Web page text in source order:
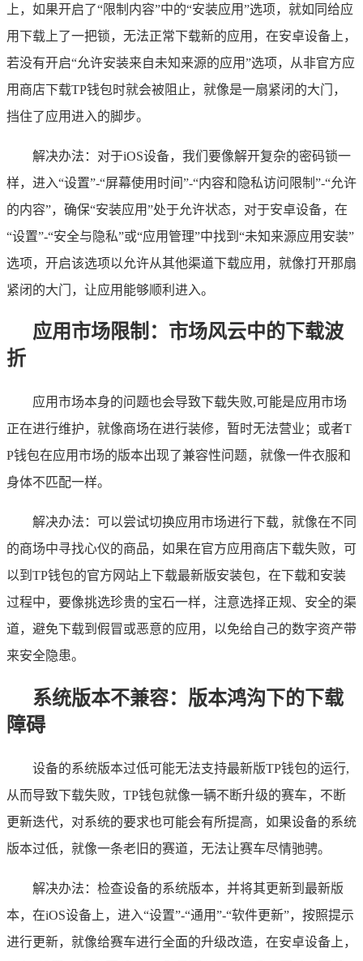
上，如果开启了“限制内容”中的“安装应用”选项，就如同给应
用下载上了一把锁，无法正常下载新的应用，在安卓设备上，
若没有开启“允许安装来自未知来源的应用”选项，从非官方应
用商店下载TP钱包时就会被阻止，就像是一扇紧闭的大门，
挡住了应用进入的脚步。
解决办法：对于iOS设备，我们要像解开复杂的密码锁一
样，进入“设置”-“屏幕使用时间”-“内容和隐私访问限制”-“允许
的内容”，确保“安装应用”处于允许状态，对于安卓设备，在
“设置”-“安全与隐私”或“应用管理”中找到“未知来源应用安装”
选项，开启该选项以允许从其他渠道下载应用，就像打开那扇
紧闭的大门，让应用能够顺利进入。
应用市场限制：市场风云中的下载波
折
应用市场本身的问题也会导致下载失败,可能是应用市场
正在进行维护，就像商场在进行装修，暂时无法营业；或者T
P钱包在应用市场的版本出现了兼容性问题，就像一件衣服和
身体不匹配一样。
解决办法：可以尝试切换应用市场进行下载，就像在不同
的商场中寻找心仪的商品，如果在官方应用商店下载失败，可
以到TP钱包的官方网站上下载最新版安装包，在下载和安装
过程中，要像挑选珍贵的宝石一样，注意选择正规、安全的渠
道，避免下载到假冒或恶意的应用，以免给自己的数字资产带
来安全隐患。
系统版本不兼容：版本鸿沟下的下载
障碍
设备的系统版本过低可能无法支持最新版TP钱包的运行,
从而导致下载失败，TP钱包就像一辆不断升级的赛车，不断
更新迭代，对系统的要求也可能会有所提高，如果设备的系统
版本过低，就像一条老旧的赛道，无法让赛车尽情驰骋。
解决办法：检查设备的系统版本，并将其更新到最新版
本，在iOS设备上，进入“设置”-“通用”-“软件更新”，按照提示
进行更新，就像给赛车进行全面的升级改造，在安卓设备上，